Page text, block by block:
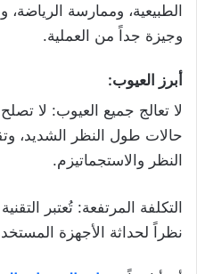
الطبيعية، وممارسة
وجيزة جداً من العملية.
أبرز العيوب:
لا تعالج جميع العيوب: لا
حالات طول النظر الشديد،
النظر والاستجماتيزم.
التكلفة المرتفعة: تُعتبر
نظراً لحداثة الأجهزة